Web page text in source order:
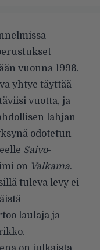
vuonna 1996.
yhtye täyttää
vuotta, ja
lahjan
odotetun
Saivo-
on Valkama.
tuleva levy ei
laulaja ja